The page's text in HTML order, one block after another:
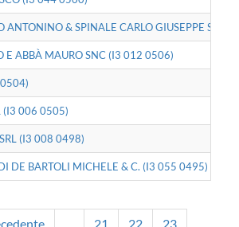
ANTONINO & SPINALE CARLO GIUSEPPE SNC
E ABBÀ MAURO SNC (I3 012 0506)
(I3 006 0505)
(I3 008 0498)
DE BARTOLI MICHELE & C. (I3 055 0495)
21 22
23